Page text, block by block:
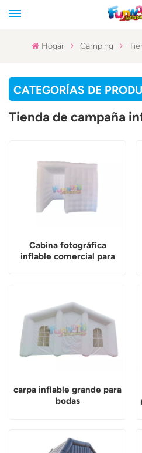
Hogar Cámping
CATEGORÍAS DE
Tienda de campaña
Cabina fotográfica
inflable comercial para
carpa inflable grande para
bodas